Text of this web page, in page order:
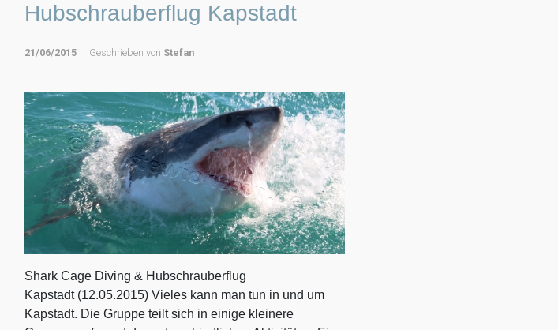
Hubschrauberflug Kapstadt
21/06/2015 Geschrieben von Stefan
Shark Cage Diving & Hubschrauberflug
Kapstadt (12.05.2015) Vieles kann man tun in und um
Kapstadt. Die Gruppe teilt sich in einige kleinere